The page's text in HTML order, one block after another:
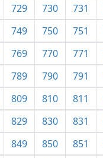
729 730 731
749 750 751
769 770 771
789 790 791
809 810 811
829 830 831
849 850 851